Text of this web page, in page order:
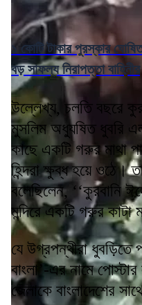
১ কোটি টাকার পুরস্কার
বড় সাফল্য নিরাপত্তা বাহিনীর
উল্লেখ্য, চলতি বছরে
মুসলিম অধ্যুষিত ধুবরি
কাছে একটি গরুর মাথা
হিন্দরা ক্ষুব্ধ হয়ে ওঠে।
বলেছিলেন, ‘‘কুরবানি
মন্দিরে একটি গরুর কাটা
যে উগ্রপন্থীরা ধুবড়িতে
বাংলা’-এর নামে
জেলাকে বাংলাদেশের